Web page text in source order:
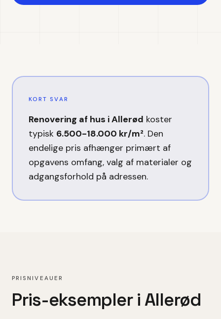
KORT SVAR
Renovering af hus iAllerød koster
typisk 6.500-18.000 kr/m². Den
endelige pris afhænger primært af
opgavens omfang, valg af materialer og
adgangsforhold på adressen.
PRISNIVEAUER
Pris-eksempler iAllerød